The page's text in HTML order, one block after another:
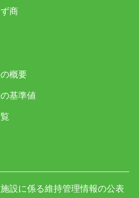
商
概要
基準値
設に係る維持管理情報の公表